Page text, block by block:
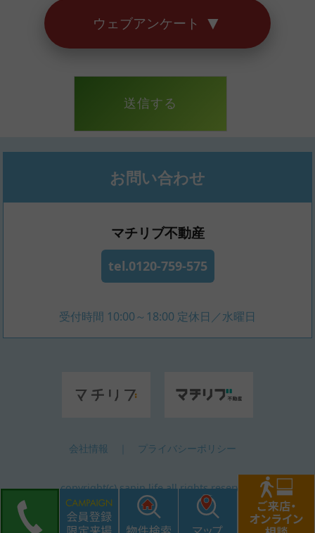
ウェブアンケート ▼
お問い合わせ
マチリブ不動産
tel.0120-759-575
受付時間 10:00～18:00 定休日／水曜日
会社情報 プライバシーポリシー
copyright(c) sanin life all rights reserved.